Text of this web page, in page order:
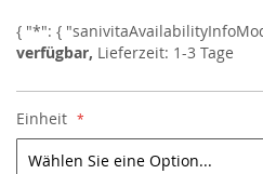
verfügbar, Lieferzeit: 1-3 Tage
Einheit